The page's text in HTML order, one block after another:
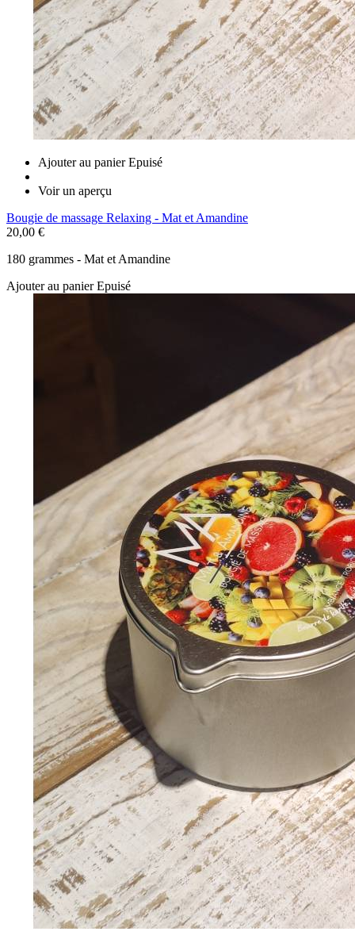
Ajouter au panier Epuisé
Voir un aperçu
Bougie de massage Relaxing - Mat et Amandine
20,00 €
180 grammes - Mat et Amandine
Ajouter au panierEpuisé